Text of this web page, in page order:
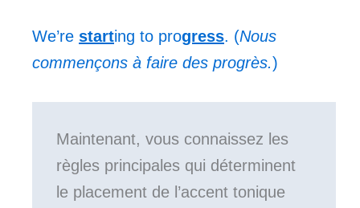
We’re starting to progress. (Nous
commençons à faire des progrès.)
Maintenant, vous connaissez les
règles principales qui déterminent
le placement de l’accent tonique